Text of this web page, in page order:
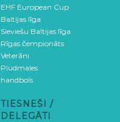
EHF European Cup
Baltijas līga
Sieviešu Baltijas līga
Rīgas čempionāts
Veterāni
Pludmales
handbols
TIESNEŠI /
DELEGĀTI